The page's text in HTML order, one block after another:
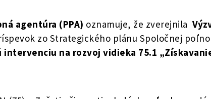
agentúra (PPA) oznamuje, že zverejnila
zo Strategického plánu Spoločnej
na rozvoj vidieka 75.1